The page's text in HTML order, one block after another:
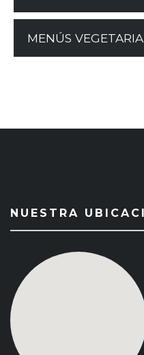
MENÚS
NUESTRA